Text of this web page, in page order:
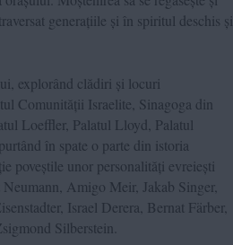
generațiile și în spiritul deschis și
explorând clădiri și locuri
Comunității Israelite, Sinagoga din
Loeffler, Palatul Lloyd, Palatul
în spate o parte din istoria
poveștile unor personalități evreiești
Amigo Meir, Jakab Singer,
Israel Derera, Bernat Färber,
Silberstein.